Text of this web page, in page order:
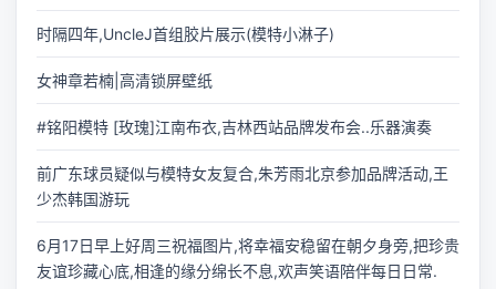
时隔四年,UncleJ首组胶片展示(模特小淋子)
女神章若楠|高清锁屏壁纸
#铭阳模特 [玫瑰]江南布衣,吉林西站品牌发布会..乐器演奏
前广东球员疑似与模特女友复合,朱芳雨北京参加品牌活动,王
少杰韩国游玩
6月17日早上好周三祝福图片,将幸福安稳留在朝夕身旁,把珍贵
友谊珍藏心底,相逢的缘分绵长不息,欢声笑语陪伴每日日常.